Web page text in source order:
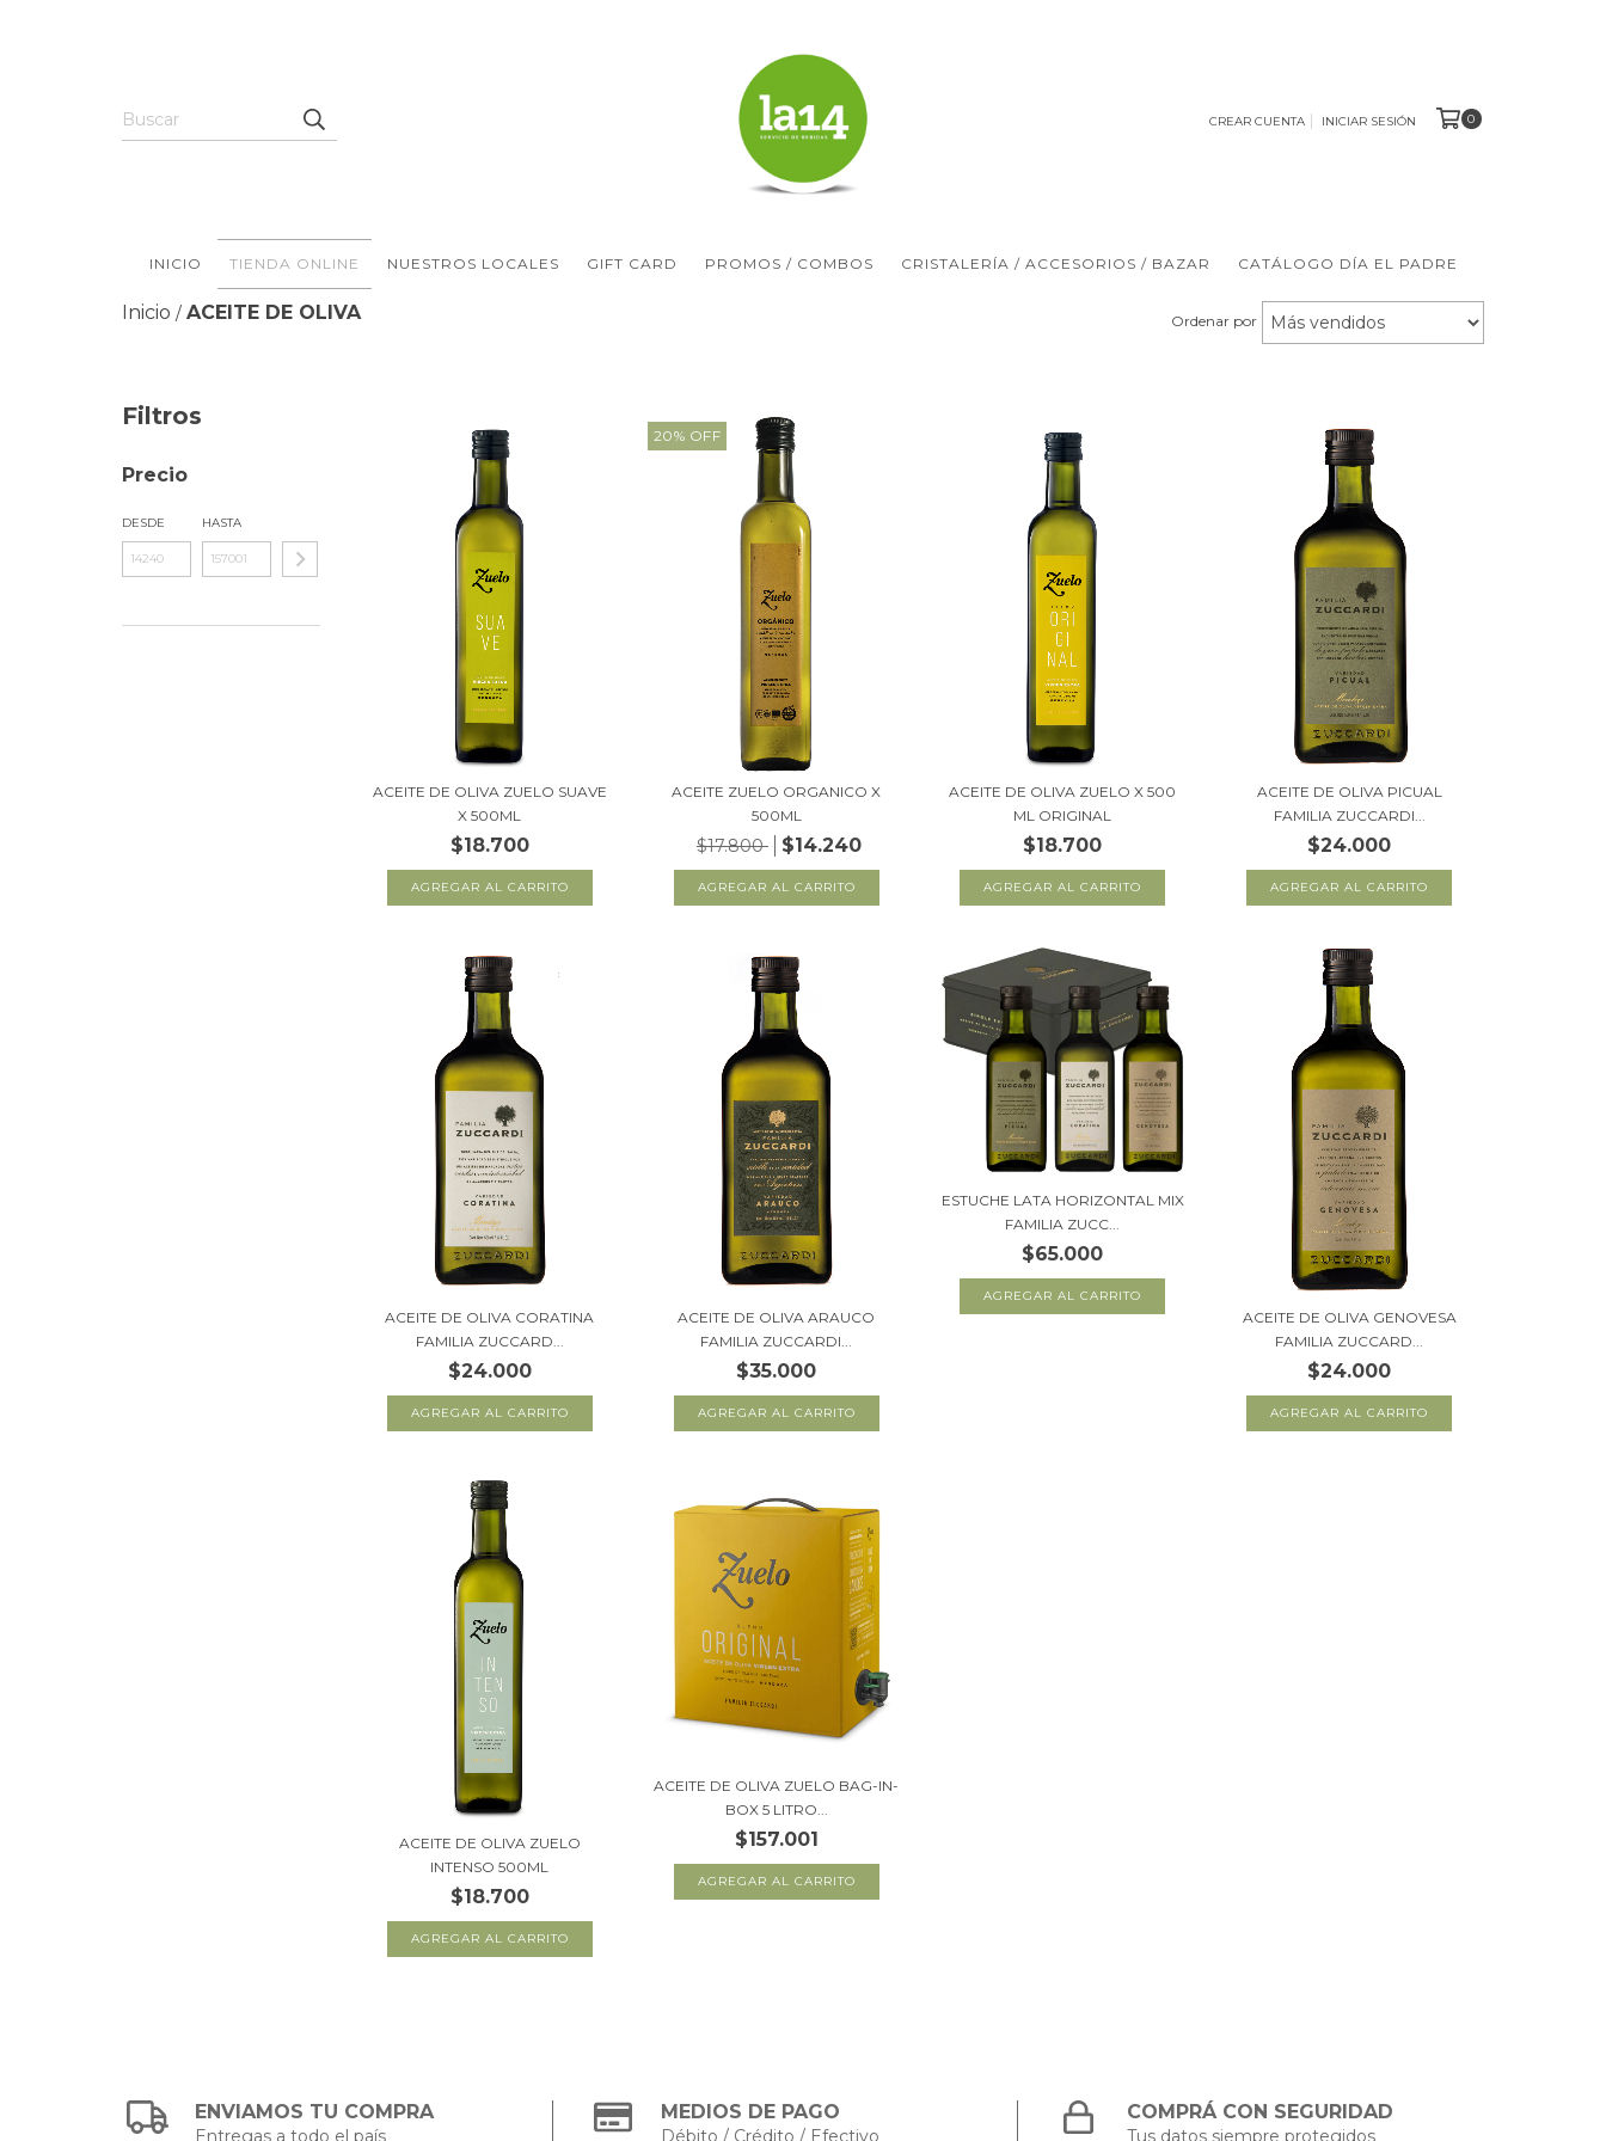
CREAR CUENTA INICIAR SESIÓN 0
INICIO TIENDA ONLINE NUESTROS LOCALES GIFT CARD PROMOS / COMBOS CRISTALERÍA / ACCESORIOS / BAZAR CATÁLOGO DÍA EL PADRE
Inicio / ACEITE DE OLIVA Ordenar por
Filtros
Precio
DESDE HASTA
ACEITE DE OLIVA ZUELO SUAVE
X 500ML
$18.700
20% OFF
ACEITE ZUELO ORGANICO X
500ML
$17.800 $14.240
ACEITE DE OLIVA ZUELO X 500
ML ORIGINAL
$18.700
ACEITE DE OLIVA PICUAL
FAMILIA ZUCCARDI...
$24.000
ACEITE DE OLIVA CORATINA
FAMILIA ZUCCARD...
$24.000
ACEITE DE OLIVA ARAUCO
FAMILIA ZUCCARDI...
$35.000
ESTUCHE LATA HORIZONTAL MIX
FAMILIA ZUCC...
$65.000
ACEITE DE OLIVA GENOVESA
FAMILIA ZUCCARD...
$24.000
ACEITE DE OLIVA ZUELO
INTENSO 500ML
$18.700
ACEITE DE OLIVA ZUELO BAG-IN-
BOX 5 LITRO...
$157.001
ENVIAMOS TU COMPRA
Entregas a todo el país
MEDIOS DE PAGO
Débito / Crédito / Efectivo
COMPRÁ CON SEGURIDAD
Tus datos siempre protegidos